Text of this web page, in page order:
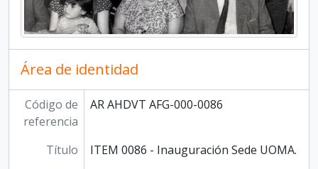
ITEM 0100, 2000
Área de identidad
Código de
referencia
AR AHDVT AFG-000-0086
Título
ITEM 0086 - Inauguración Sede UOMA.